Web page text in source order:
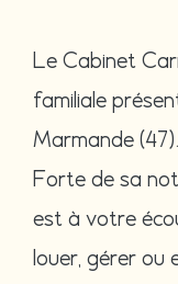
Le Cabinet
familiale
Marmande (47).
Forte de sa
est à votre
louer, gérer ou